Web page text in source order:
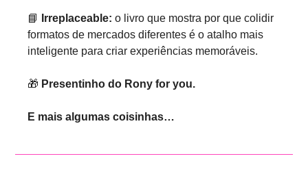
📘 Irreplaceable: o livro que mostra por que colidir
formatos de mercados diferentes é o atalho mais
inteligente para criar experiências memoráveis.
🎁 Presentinho do Rony for you.
E mais algumas coisinhas…